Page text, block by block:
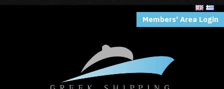
Members' Area Login